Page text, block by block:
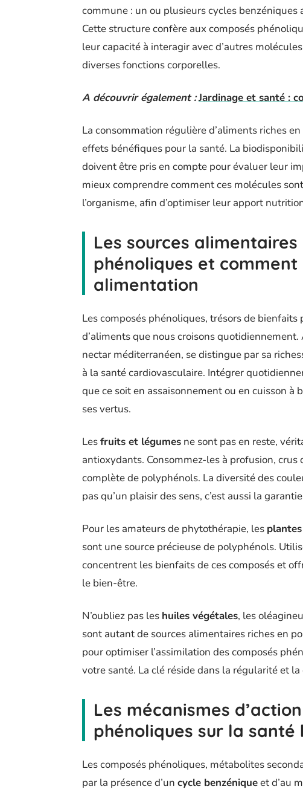
commune : un ou plusieurs cycles
Cette structure confère aux composés
leur capacité à interagir avec d’autres
diverses fonctions corporelles.
A découvrir également :Jardinage et santé :
La consommation régulière d’aliments riches en
effets bénéfiques pour la santé. La
doivent être pris en compte pour évaluer leur
mieux comprendre comment ces molécules
l’organisme, afin d’optimiser leur apport
Les sources
phénoliques et
alimentation
Les composés phénoliques, trésors de
d’aliments que nous croisons quotidiennement.
nectar méditerranéen, se distingue par sa
à la santé cardiovasculaire. Intégrer
que ce soit en assaisonnement ou en cuisson
ses vertus.
Lesfruits et légumes ne sont pas en reste,
antioxydants. Consommez-les à profusion,
complète de polyphénols. La diversité des
pas qu’un plaisir des sens, c’est aussi la
Pour les amateurs de phytothérapie, les
sont une source précieuse de polyphénols.
concentrent les bienfaits de ces composés et
le bien-être.
N’oubliez pas les huiles végétales, les
sont autant de sources alimentaires riches en
pour optimiser l’assimilation des composés
votre santé. La clé réside dans la régularité et
Les mécanismes
phénoliques sur la santé
Les composés phénoliques, métabolites
par la présence d’un cycle benzéniqueet d’au